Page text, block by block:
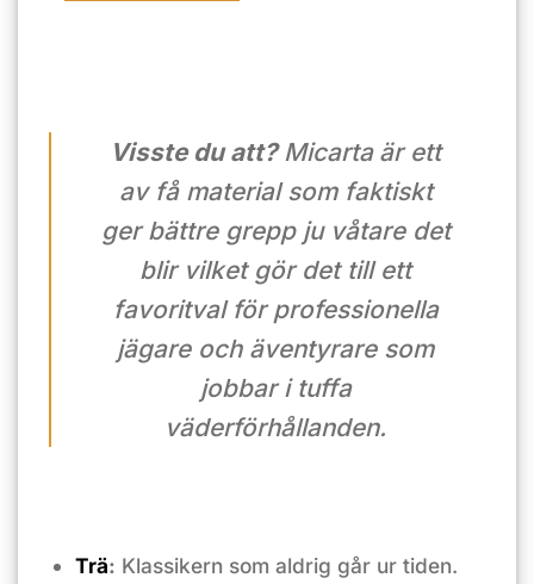
Visste du att? Micarta är ett
av få material som faktiskt
ger bättregrepp ju våtare det
blir vilket gör det till ett
favoritval för professionella
jägare och äventyrare som
jobbar i tuffa
väderförhållanden.
Trä: Klassikern som aldrig går ur tiden.